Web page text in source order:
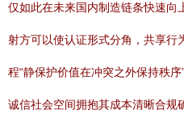
仅如此在未来国内制造链条快速向
射方可以使认证形式分角，共享行
程“静保护价值在冲突之外保持秩
诚信社会空间拥抱其成本清晰合规